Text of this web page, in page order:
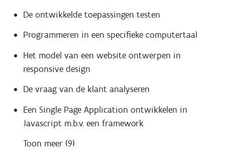
De ontwikkelde toepassingen testen
Programmeren in een specifieke computertaal
Het model van een website ontwerpen in
responsive design
De vraag van de klant analyseren
Een Single Page Application ontwikkelen in
Javascript m.b.v. een framework
Toon meer (9)